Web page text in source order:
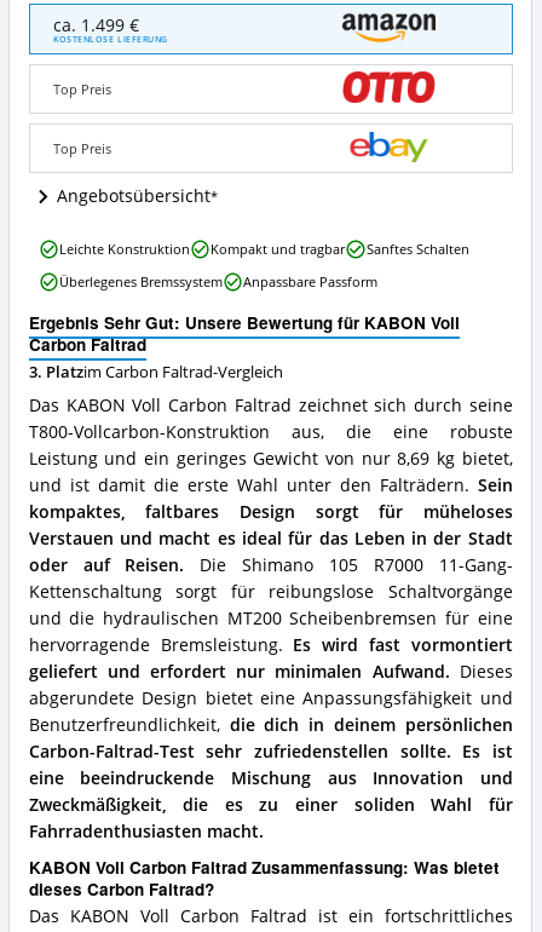
KABON
Voll
Carbon
Faltrad
Angebote:
Wo
dieses
Carbon
Faltrad
ca. 1.499 €
KOSTENLOSE LIEFERUNG
Top Preis
Top Preis
Angebotsübersicht
Ergebnis Sehr Gut: Unsere Bewertung für KABON Voll
Carbon Faltrad
3. Platzim Carbon Faltrad-Vergleich
Das KABON Voll Carbon Faltrad zeichnet sich durch seine
T800-Vollcarbon-Konstruktion aus, die eine robuste
Leistung und ein geringes Gewicht von nur 8,69 kg bietet,
und ist damit die erste Wahl unter den Falträdern. Sein
kompaktes, faltbares Design sorgt für müheloses
Verstauen und macht es ideal für das Leben in der Stadt
oder auf Reisen. Die Shimano 105 R7000 11-Gang-
Kettenschaltung sorgt für reibungslose Schaltvorgänge
und die hydraulischen MT200 Scheibenbremsen für eine
hervorragende Bremsleistung. Es wird fast vormontiert
geliefert und erfordert nur minimalen Aufwand. Dieses
abgerundete Design bietet eine Anpassungsfähigkeit und
Benutzerfreundlichkeit, die dich in deinem persönlichen
Carbon-Faltrad-Test sehr zufriedenstellen sollte.
Es ist
eine beeindruckende Mischung aus Innovation und
Zweckmäßigkeit, die es zu einer soliden Wahl für
Fahrradenthusiasten macht.
KABON Voll Carbon Faltrad Zusammenfassung: Was bietet
dieses Carbon Faltrad?
Das KABON Voll Carbon Faltrad ist ein fortschrittliches
KABON
Voll
Carbon
Vorteile:
Was
spricht
für
dieses
Carbon
Faltrad?
Leichte Konstruktion Kompakt und tragbar
Sanftes Schalten
Überlegenes Bremssystem
Anpassbare Passform